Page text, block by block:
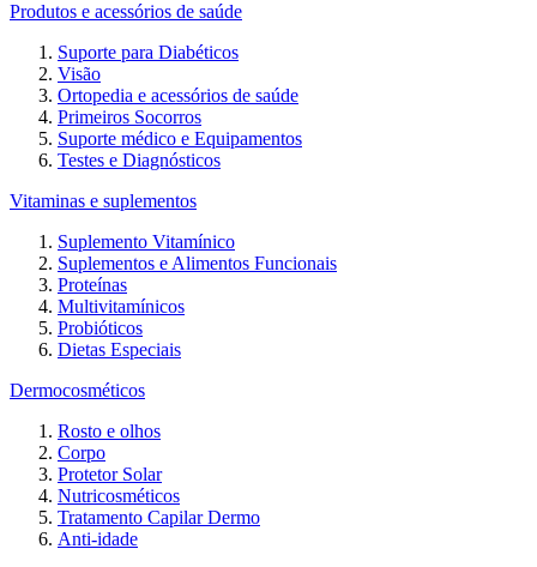
Produtos e acessórios de saúde
Suporte para Diabéticos
Visão
Ortopedia e acessórios de saúde
Primeiros Socorros
Suporte médico e Equipamentos
Testes e Diagnósticos
Vitaminas e suplementos
Suplemento Vitamínico
Suplementos e Alimentos Funcionais
Proteínas
Multivitamínicos
Probióticos
Dietas Especiais
Dermocosméticos
Rosto e olhos
Corpo
Protetor Solar
Nutricosméticos
Tratamento Capilar Dermo
Anti-idade